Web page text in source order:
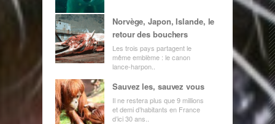
Norvège, Japon, Islande, le
retour des bouchers
Les trois pays partagent le
même emblème : le canon
lance-harpon..
Sauvez les, sauvez vous
Il ne restera plus que 9 millions
et demi d’habitants en France
d’ici 30 ans..